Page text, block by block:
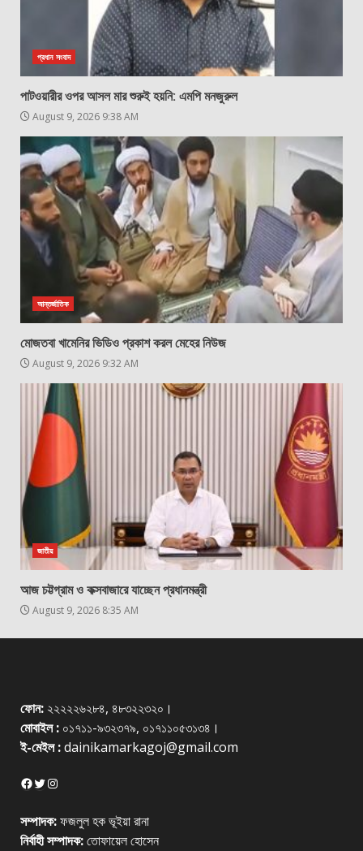
প্রধান সংবাদ
পাটওয়ারীর ওপর আসল মার শুরুই হয়নি: এমপি মনজুরুল
August 9, 2026 9:38 AM
আন্তর্জাতিক
মোজতবা খামেনির ভিডিও প্রকাশ করল মেহের নিউজ
August 9, 2026 9:32 AM
জাতীয়
আজ চট্টগ্রাম ও কক্সবাজারে যাচ্ছেন প্রধানমন্ত্রী
August 9, 2026 8:35 AM
ফোন: ২২২২২৬২৮৪, ৪৮৩২২৩২০।
মোবাইল : ০১৭১১-৯৩২৩৭৯, ০১৭১১০৫৩১৩৪।
ই-মেইল :dainikamarkagoj@gmail.com
Facebook
Twitter
Instagram
সম্পাদক:ফজলুল হক ভূইয়া রানা
নির্বাহী সম্পাদক:তোফায়েল হোসেন